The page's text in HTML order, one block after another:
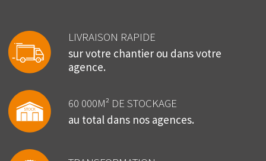
LIVRAISON RAPIDE
sur votre chantier ou dans votre
agence.
60 000M² DE STOCKAGE
au total dans nos agences.